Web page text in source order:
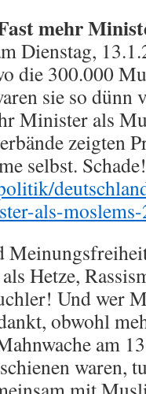
mehr
Dienstag,
die 300.000
sie so dünn
Minister als
zeigten
selbst. Schade!
als-
Hetze,
Und wer
obwohl
am
waren,